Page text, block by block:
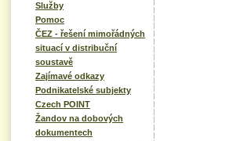
Služby
Pomoc
ČEZ - řešení mimořádných
situací v distribuční
soustavě
Zajímavé odkazy
Podnikatelské subjekty
Czech POINT
Žandov na dobových
dokumentech